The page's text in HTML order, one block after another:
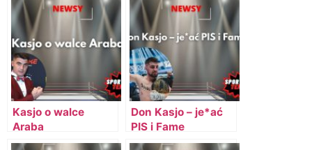
Kasjo o walce
Araba
Don Kasjo – je*ać
PIS i Fame